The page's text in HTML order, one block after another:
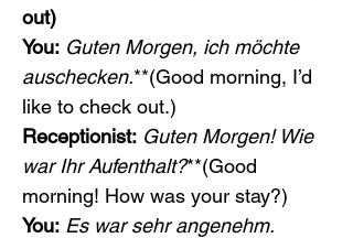
out)
You: Guten Morgen, ich möchte
auschecken.**(Good morning, I’d
like to check out.)
Receptionist: Guten Morgen! Wie
war Ihr Aufenthalt?**(Good
morning! How was your stay?)
You: Es war sehr angenehm.